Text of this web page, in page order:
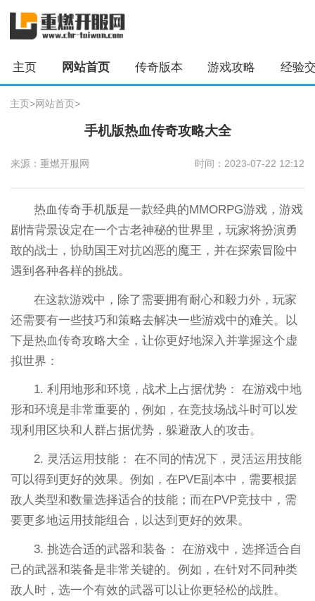
主页 网站首页 传奇版本 游戏攻略 经验
主页>网站首页>
手机版热血传奇攻略大全
来源：重燃开服网 时间：2023-07-22 12:12
热血传奇手机版是一款经典的MMORPG游戏，游戏
剧情背景设定在一个古老神秘的世界里，玩家将扮演勇
敢的战士，协助国王对抗凶恶的魔王，并在探索冒险中
遇到各种各样的挑战。
在这款游戏中，除了需要拥有耐心和毅力外，玩家
还需要有一些技巧和策略去解决一些游戏中的难关。以
下是热血传奇攻略大全，让你更好地深入并掌握这个虚
拟世界：
1. 利用地形和环境，战术上占据优势： 在游戏中地
形和环境是非常重要的，例如，在竞技场战斗时可以发
现利用区块和人群占据优势，躲避敌人的攻击。
2. 灵活运用技能： 在不同的情况下，灵活运用技能
可以得到更好的效果。例如，在PVE副本中，需要根据
敌人类型和数量选择适合的技能；而在PVP竞技中，需
要更多地运用技能组合，以达到更好的效果。
3. 挑选合适的武器和装备： 在游戏中，选择适合自
己的武器和装备是非常关键的。例如，在针对不同种类
敌人时，选一个有效的武器可以让你更轻松的战胜。